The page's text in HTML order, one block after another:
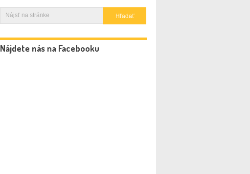
Nájdete nás na Facebooku